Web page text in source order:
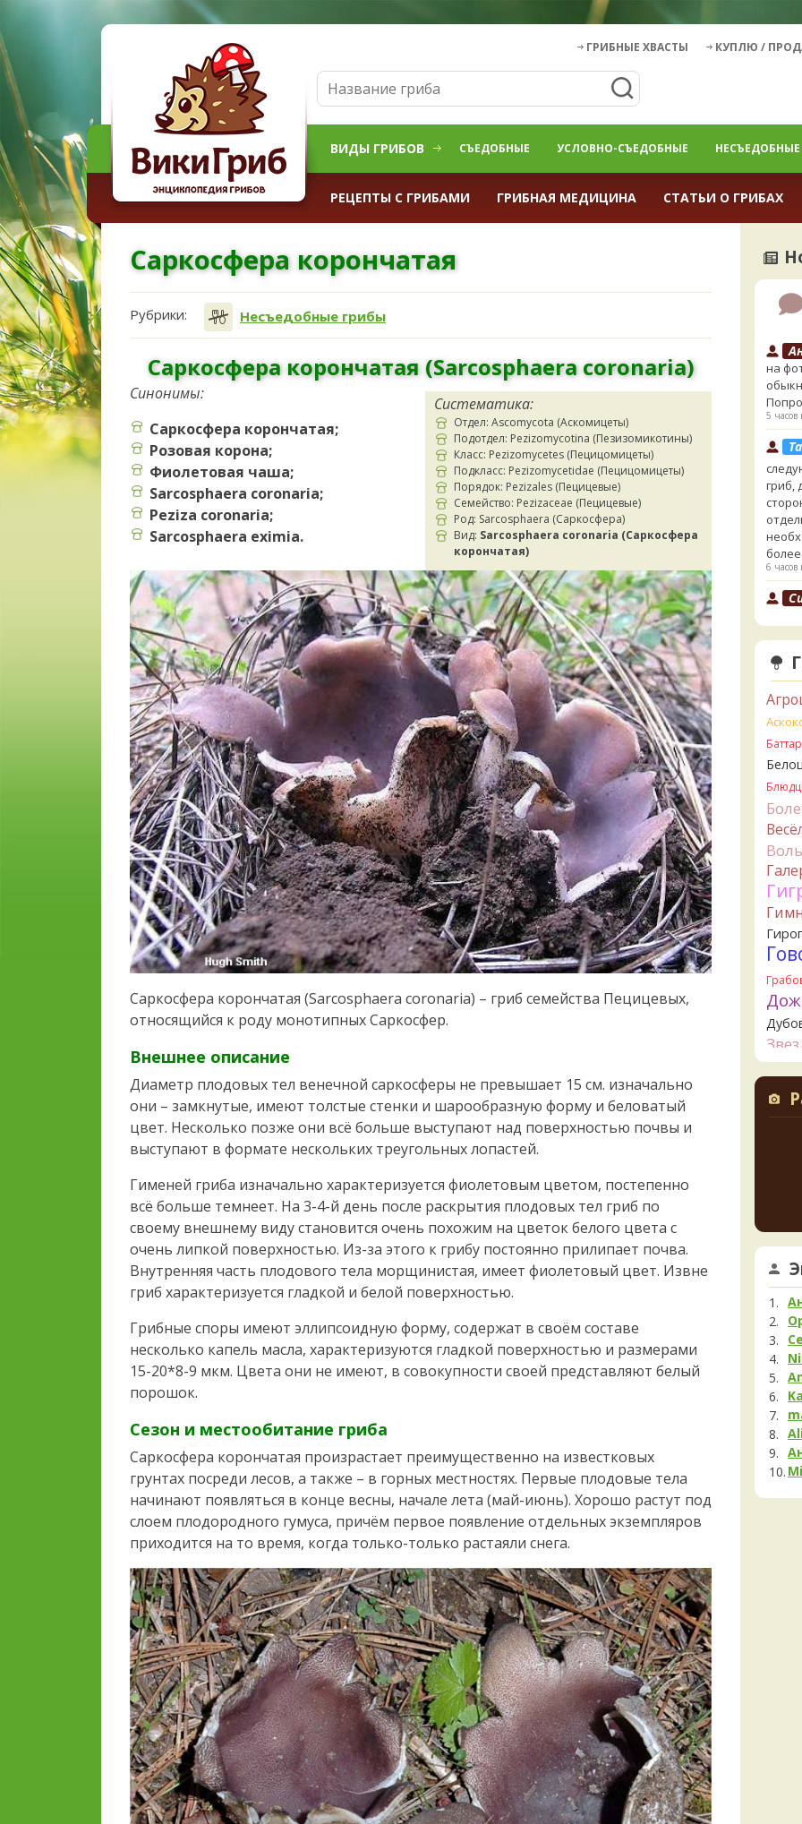
ГРИБНЫЕ ХВАСТЫ КУПЛЮ /
ВИДЫ ГРИБОВ СЪЕДОБНЫЕ УСЛОВНО-СЪЕДОБНЫЕ НЕСЪЕДОБНЫЕ
РЕЦЕПТЫ С ГРИБАМИ ГРИБНАЯ МЕДИЦИНА СТАТЬИ О ГРИБАХ
Саркосфера корончатая
Рубрики: Несъедобные грибы
Саркосфера корончатая (Sarcosphaera coronaria)
Систематика:
Отдел: Ascomycota (Аскомицеты)
Подотдел: Pezizomycotina (Пезизомикотины)
Класс: Pezizomycetes (Пецицомицеты)
Подкласс: Pezizomycetidae (Пецицомицеты)
Порядок: Pezizales (Пецицевые)
Семейство: Pezizaceae (Пецицевые)
Род: Sarcosphaera (Саркосфера)
Вид: Sarcosphaera coronaria (Саркосфера
корончатая)
Синонимы:
Саркосфера корончатая;
Розовая корона;
Фиолетовая чаша;
Sarcosphaera coronaria;
Peziza coronaria;
Sarcosphaera eximia.
Саркосфера корончатая (Sarcosphaera coronaria) – гриб семейства Пецицевых,
относящийся к роду монотипных Саркосфер.
Внешнее описание
Диаметр плодовых тел венечной саркосферы не превышает 15 см. изначально
они – замкнутые, имеют толстые стенки и шарообразную форму и беловатый
цвет. Несколько позже они всё больше выступают над поверхностью почвы и
выступают в формате нескольких треугольных лопастей.
Гименей гриба изначально характеризуется фиолетовым цветом, постепенно
всё больше темнеет. На 3-4-й день после раскрытия плодовых тел гриб по
своему внешнему виду становится очень похожим на цветок белого цвета с
очень липкой поверхностью. Из-за этого к грибу постоянно прилипает почва.
Внутренняя часть плодового тела морщинистая, имеет фиолетовый цвет. Извне
гриб характеризуется гладкой и белой поверхностью.
Грибные споры имеют эллипсоидную форму, содержат в своём составе
несколько капель масла, характеризуются гладкой поверхностью и размерами
15-20*8-9 мкм. Цвета они не имеют, в совокупности своей представляют белый
порошок.
Сезон и местообитание гриба
Саркосфера корончатая произрастает преимущественно на известковых
грунтах посреди лесов, а также – в горных местностях. Первые плодовые тела
начинают появляться в конце весны, начале лета (май-июнь). Хорошо растут под
слоем плодородного гумуса, причём первое появление отдельных экземпляров
приходится на то время, когда только-только растаяли снега.
на
5 часов
гриб,
6 часов
-
6 часов
6 часов
6 часов
вид
10 часов
14
15
19
цвет
22 часа